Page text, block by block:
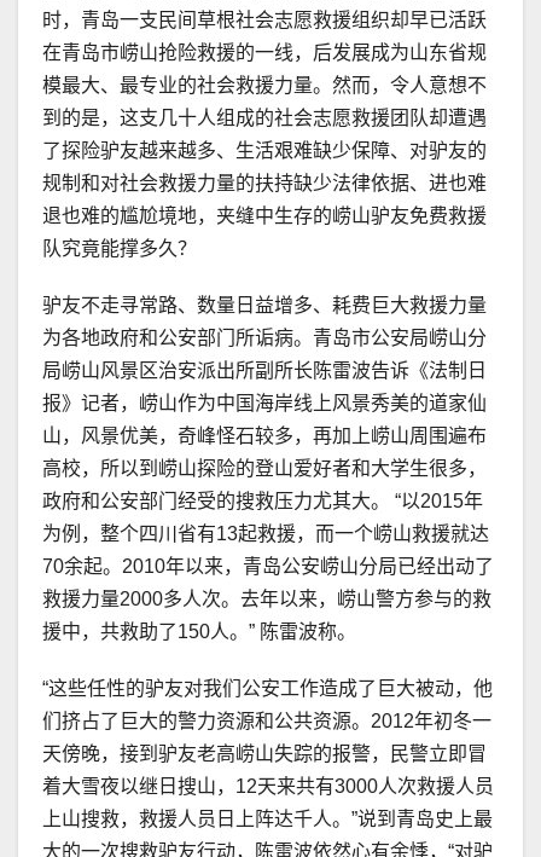
时，青岛一支民间草根社会志愿救援组织却早已活跃
在青岛市崂山抢险救援的一线，后发展成为山东省规
模最大、最专业的社会救援力量。然而，令人意想不
到的是，这支几十人组成的社会志愿救援团队却遭遇
了探险驴友越来越多、生活艰难缺少保障、对驴友的
规制和对社会救援力量的扶持缺少法律依据、进也难
退也难的尴尬境地，夹缝中生存的崂山驴友免费救援
队究竟能撑多久？
驴友不走寻常路、数量日益增多、耗费巨大救援力量
为各地政府和公安部门所诟病。青岛市公安局崂山分
局崂山风景区治安派出所副所长陈雷波告诉《法制日
报》记者，崂山作为中国海岸线上风景秀美的道家仙
山，风景优美，奇峰怪石较多，再加上崂山周围遍布
高校，所以到崂山探险的登山爱好者和大学生很多，
政府和公安部门经受的搜救压力尤其大。 “以2015年
为例，整个四川省有13起救援，而一个崂山救援就达
70余起。2010年以来，青岛公安崂山分局已经出动了
救援力量2000多人次。去年以来，崂山警方参与的救
援中，共救助了150人。” 陈雷波称。
“这些任性的驴友对我们公安工作造成了巨大被动，他
们挤占了巨大的警力资源和公共资源。2012年初冬一
天傍晚，接到驴友老高崂山失踪的报警，民警立即冒
着大雪夜以继日搜山，12天来共有3000人次救援人员
上山搜救，救援人员日上阵达千人。”说到青岛史上最
大的一次搜救驴友行动，陈雷波依然心有余悸，“对驴